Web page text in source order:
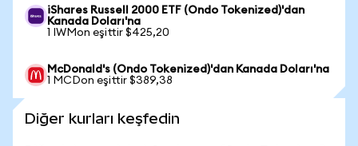
iShares Russell 2000 ETF (Ondo Tokenized)'dan
Kanada Doları'na
1 IWMon eşittir $425,20
McDonald's (Ondo Tokenized)'dan Kanada Doları'na
1 MCDon eşittir $389,38
Diğer kurları keşfedin